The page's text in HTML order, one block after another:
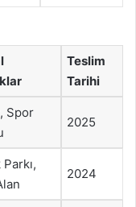
Teslim
Tarihi
Spor
2025
2024